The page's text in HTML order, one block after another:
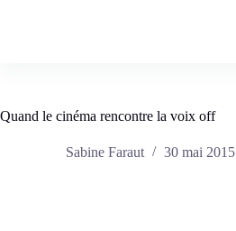
Quand le cinéma rencontre la voix off
Sabine Faraut 30 mai 2015